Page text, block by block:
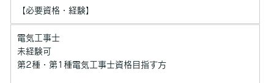
【必要資格・経験】
電気工事士
未経験可
第2種・第1種電気工事士資格目指す方